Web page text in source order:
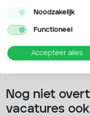
Nog niet
vacatures
Noodzakelijk
Functioneel
Accepteer alles